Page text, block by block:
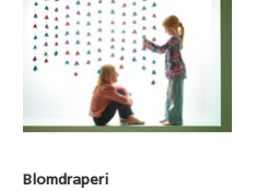
Blomdraperi